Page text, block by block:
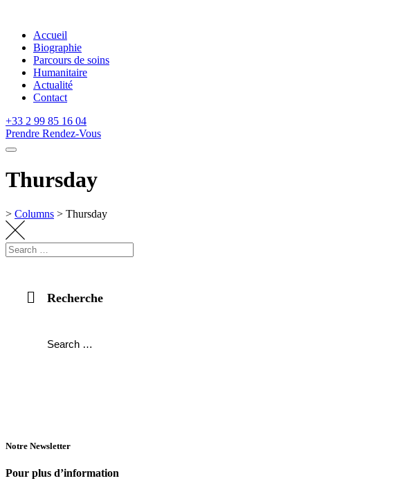
contentAccueil
Biographie
Parcours de soins
Humanitaire
Actualité
Contact
+33 2 99 85 16 04
Prendre Rendez-Vous
Thursday
> Columns > Thursday
Recherche
Notre Newsletter
Pour plus d’information